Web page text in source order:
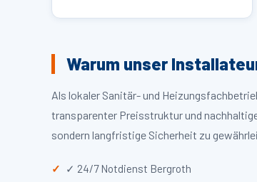
Warum unser
Als lokaler Sanitär- und
transparenter Preisstruktur und
sondern langfristige Sicherheit zu
✓ 24/7 Notdienst Bergroth